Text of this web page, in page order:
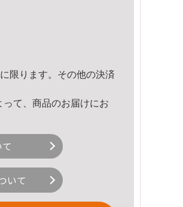
限ります。その他の決済
て、商品のお届けにお
いて